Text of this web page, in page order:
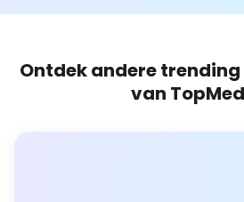
Ontdek andere
van